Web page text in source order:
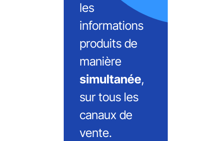
les
informations
produits de
manière
simultanée,
sur tous les
canaux de
vente.